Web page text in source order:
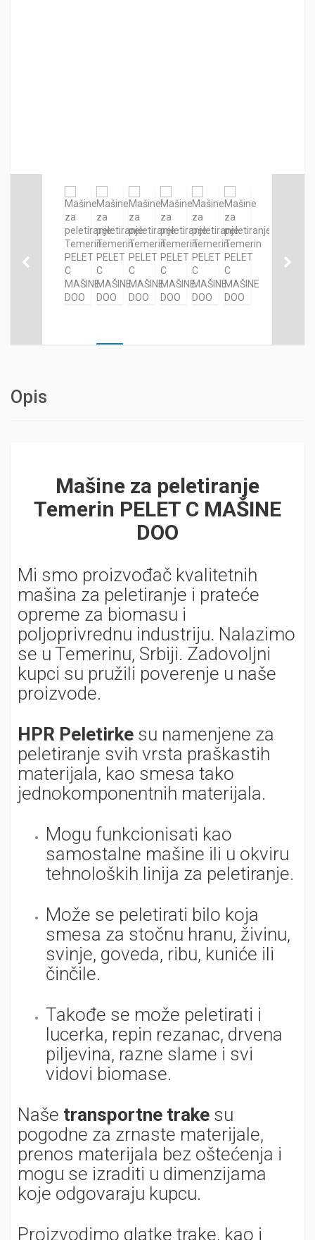
Opis
Mašine za peletiranje
Temerin PELET C MAŠINE
DOO
Mi smo proizvođač kvalitetnih
mašina za peletiranje i prateće
opreme za biomasu i
poljoprivrednu industriju. Nalazimo
se u Temerinu, Srbiji. Zadovoljni
kupci su pružili poverenje u naše
proizvode.
HPR Peletirke su namenjene za
peletiranje svih vrsta praškastih
materijala, kao smesa tako
jednokomponentnih materijala.
Mogu funkcionisati kao
samostalne mašine ili u okviru
tehnoloških linija za peletiranje.
Može se peletirati bilo koja
smesa za stočnu hranu, živinu,
svinje, goveda, ribu, kuniće ili
činčile.
Takođe se može peletirati i
lucerka, repin rezanac, drvena
piljevina, razne slame i svi
vidovi biomase.
Naše transportne trake su
pogodne za zrnaste materijale,
prenos materijala bez oštećenja i
mogu se izraditi u dimenzijama
koje odgovaraju kupcu.
Proizvodimo glatke trake, kao i